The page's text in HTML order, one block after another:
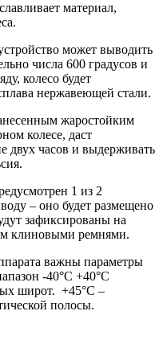
материал,
может выводить
числа 600 градусов и
колесо будет
нержавеющей стали.
жаростойким
колесе, даст
двух часов и выдерживать
1 из 2
– оно будет размещено
зафиксированы на
клиновыми ремнями.
важны параметры
-40°С +40°С
широт. +45°С –
полосы.